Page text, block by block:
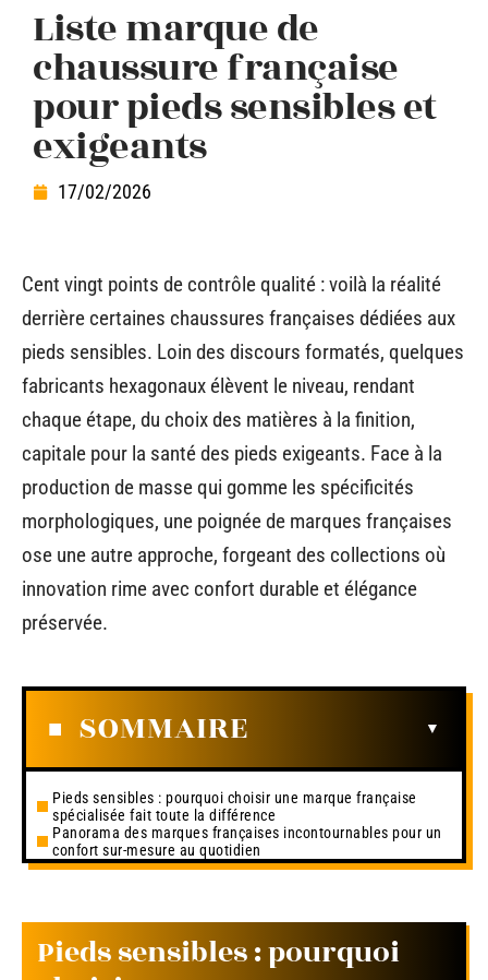
Liste marque de
chaussure française
pour pieds sensibles et
exigeants
17/02/2026
Cent vingt points de contrôle qualité : voilà la réalité
derrière certaines chaussures françaises dédiées aux
pieds sensibles. Loin des discours formatés, quelques
fabricants hexagonaux élèvent le niveau, rendant
chaque étape, du choix des matières à la finition,
capitale pour la santé des pieds exigeants. Face à la
production de masse qui gomme les spécificités
morphologiques, une poignée de marques françaises
ose une autre approche, forgeant des collections où
innovation rime avec confort durable et élégance
préservée.
SOMMAIRE
Pieds sensibles : pourquoi choisir une marque française
spécialisée fait toute la différence
Panorama des marques françaises incontournables pour un
confort sur-mesure au quotidien
Pieds sensibles : pourquoi